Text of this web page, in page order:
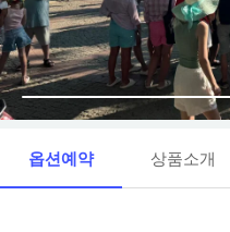
옵션예약 상품소개